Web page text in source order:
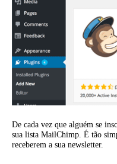
De cada vez que alguém se
sua lista MailChimp. É tão
receberem a sua newsletter.